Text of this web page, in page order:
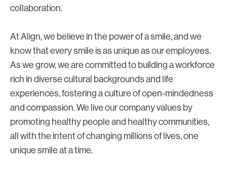
collaboration.
At Align, we believe in the power of a smile, and we
know that every smile is as unique as our employees.
As we grow, we are committed to building a workforce
rich in diverse cultural backgrounds and life
experiences, fostering a culture of open-mindedness
and compassion. We live our company values by
promoting healthy people and healthy communities,
all with the intent of changing millions of lives, one
unique smile at a time.